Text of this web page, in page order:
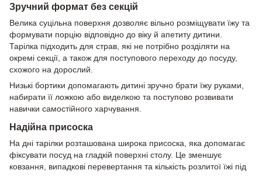
Зручний формат без секцій
Велика суцільна поверхня дозволяє вільно розміщувати їжу та
формувати порцію відповідно до віку й апетиту дитини.
Тарілка підходить для страв, які не потрібно розділяти на
окремі секції, а також для поступового переходу до посуду,
схожого на дорослий.
Низькі бортики допомагають дитині зручно брати їжу руками,
набирати її ложкою або виделкою та поступово розвивати
навички самостійного харчування.
Надійна присоска
На дні тарілки розташована широка присоска, яка допомагає
фіксувати посуд на гладкій поверхні столу. Це зменшує
ковзання, випадкові перевертання та кількість розлитої їжі під